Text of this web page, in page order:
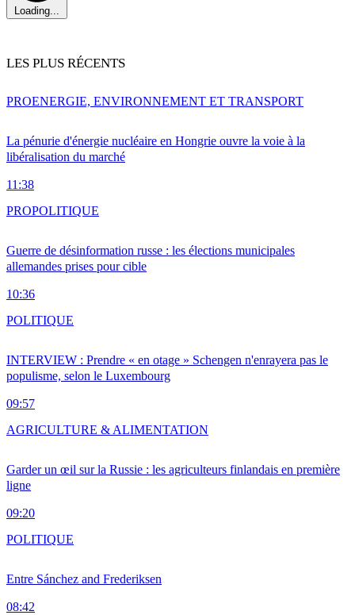
Loading...
LES PLUS RÉCENTS
La pénurie d'énergie nucléaire en Hongrie ouvre la voie à la
libéralisation du marché
11:38
PROENERGIE, ENVIRONNEMENT ET TRANSPORT
Guerre de désinformation russe : les élections municipales
allemandes prises pour cible
10:36
PROPOLITIQUE
INTERVIEW : Prendre « en otage » Schengen n'enrayera pas le
populisme, selon le Luxembourg
09:57
POLITIQUE
Garder un œil sur la Russie : les agriculteurs finlandais en première
ligne
09:20
AGRICULTURE & ALIMENTATION
Entre Sánchez and Frederiksen
08:42
POLITIQUE